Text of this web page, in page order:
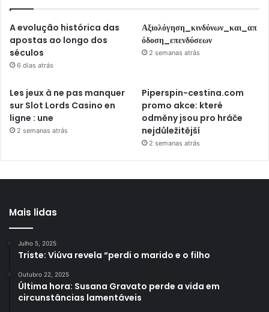
A evolução histórica das
apostas ao longo dos
séculos
6 dias atrás
Αξιολόγηση_κινδύνων_και_απ
όδοση_επενδύσεων
2 semanas atrás
Les jeux à ne pas manquer
sur Slot Lords Casino en
ligne : une
2 semanas atrás
Piperspin-cestina.com
promo akce: které
odměny jsou pro hráče
nejdůležitější
2 semanas atrás
Mais lidas
Julho 5, 2025
Triste: Viúva revela “perdi o marido e o filho
Outubro 22, 2025
Última hora: Susana Gravato perde a vida em
circunstâncias lamentáveis